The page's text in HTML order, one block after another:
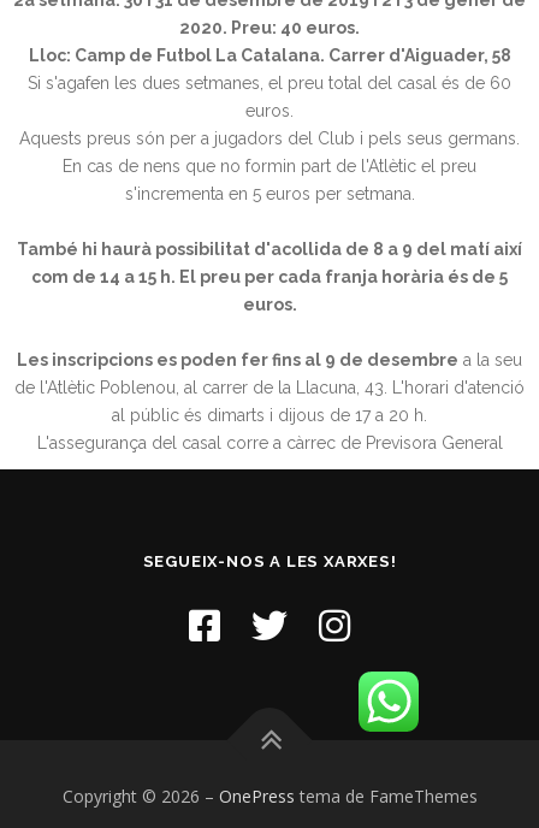
2020. Preu: 40 euros.
Lloc: Camp de Futbol La Catalana. Carrer d'Aiguader, 58
Si s'agafen les dues setmanes, el preu total del casal és de 60
euros.
Aquests preus són per a jugadors del Club i pels seus germans.
En cas de nens que no formin part de l'Atlètic el preu
s'incrementa en 5 euros per setmana.
També hi haurà possibilitat d'acollida de 8 a 9 del matí així
com de 14 a 15 h. El preu per cada franja horària és de 5
euros.
Les inscripcions es poden fer fins al 9 de desembre a la seu
de l'Atlètic Poblenou, al carrer de la Llacuna, 43. L'horari d'atenció
al públic és dimarts i dijous de 17 a 20 h.
L'assegurança del casal corre a càrrec de Previsora General
SEGUEIX-NOS A LES XARXES!
Copyright © 2026 – OnePress tema de FameThemes